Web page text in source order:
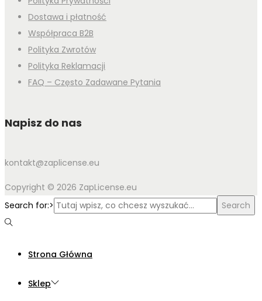
Dostawa i płatność
Współpraca B2B
Polityka Zwrotów
Polityka Reklamacji
FAQ – Często Zadawane Pytania
Napisz do nas
kontakt@zaplicense.eu
Copyright © 2026 ZapLicense.eu
Search for:>
Search
Strona Główna
Sklep